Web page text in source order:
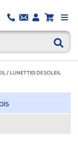
/ LUNETTES DE SOLEIL